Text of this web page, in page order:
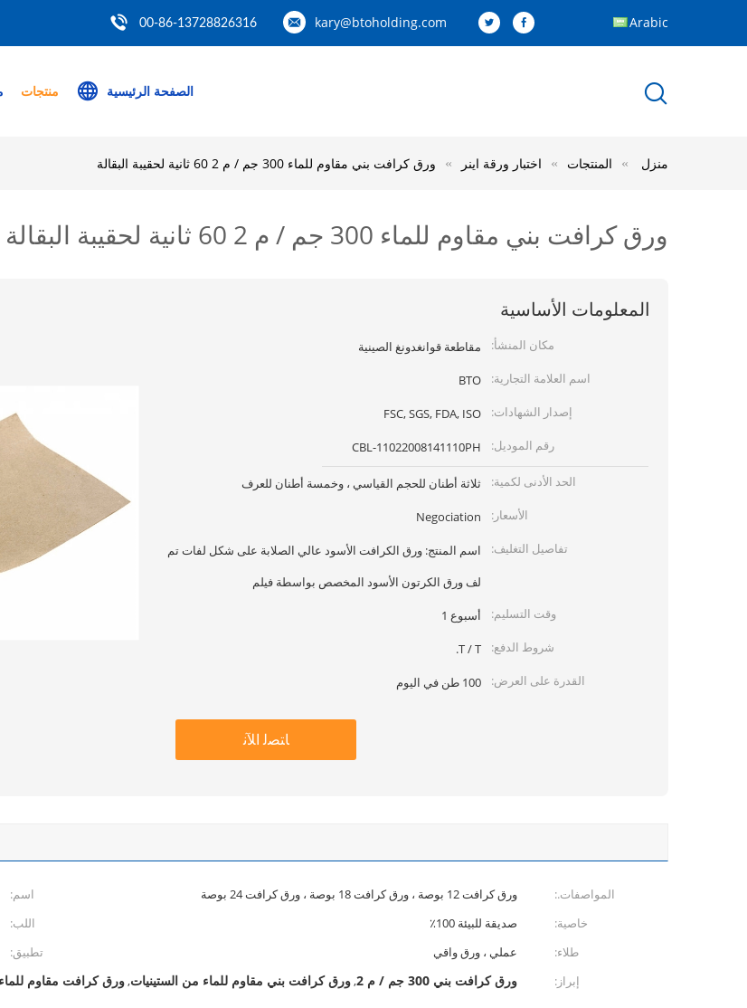
kary@btoholding.com
00-86-13728826316 Arabic
الصفحة الرئيسية منتجات
منزل المنتجات اختبار ورقة اينر ورق كرافت بني مقاوم للماء 300 جم / م 2 60 ثانية لحقيبة البقالة
ورق كرافت بني مقاوم للماء 300 جم / م 2 60 ثانية لحقيبة البقالة
المعلومات الأساسية
مكان المنشأ:
مقاطعة قوانغدونغ الصينية
اسم العلامة التجارية:
BTO
إصدار الشهادات:
FSC, SGS, FDA, ISO
رقم الموديل:
CBL-11022008141110PH
الحد الأدنى لكمية:
ثلاثة أطنان للحجم القياسي ، وخمسة أطنان للعرف
الأسعار:
Negociation
تفاصيل التغليف:
اسم المنتج: ورق الكرافت الأسود عالي الصلابة على شكل لفات تم
لف ورق الكرتون الأسود المخصص بواسطة فيلم
وقت التسليم:
أسبوع 1
شروط الدفع:
T / T.
القدرة على العرض:
100 طن في اليوم
ﺎﺘﺼﻟ ﺍﻶﻧ
المواصفات.: ورق كرافت 12 بوصة ، ورق كرافت 18 بوصة ، ورق كرافت 24 بوصة اسم:
خاصية:
صديقة للبيئة 100٪ اللب:
طلاء:
عملي ، ورق واقي تطبيق:
إبراز:
ورق كرافت بني 300 جم / م 2 ,ورق كرافت بني مقاوم للماء من الستينيات,ورق كرافت مقاوم